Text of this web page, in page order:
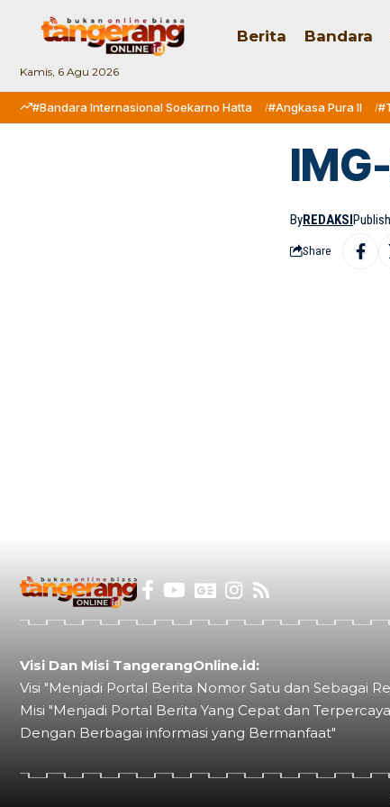
Kamis, 6 Agu 2026
Berita Bandara
#Bandara Internasional Soekarno Hatta #Angkasa Pura II
ByREDAKSI
Share
Visi Dan Misi TangerangOnline.id:
Visi "Menjadi Portal Berita Nomor Satu dan Sebagai
Misi "Menjadi Portal Berita Yang Cepat dan
Dengan Berbagai informasi yang Bermanfaat"